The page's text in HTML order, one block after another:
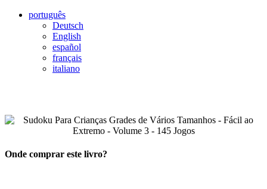
português
Deutsch
English
español
français
italiano
Onde comprar este livro?